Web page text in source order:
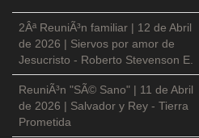
2Âª ReuniÃ³n familiar | 12 de Abril
de 2026 | Siervos por amor de
Jesucristo - Roberto Stevenson E.
ReuniÃ³n "SÃ© Sano" | 11 de Abril
de 2026 | Salvador y Rey - Tierra
Prometida